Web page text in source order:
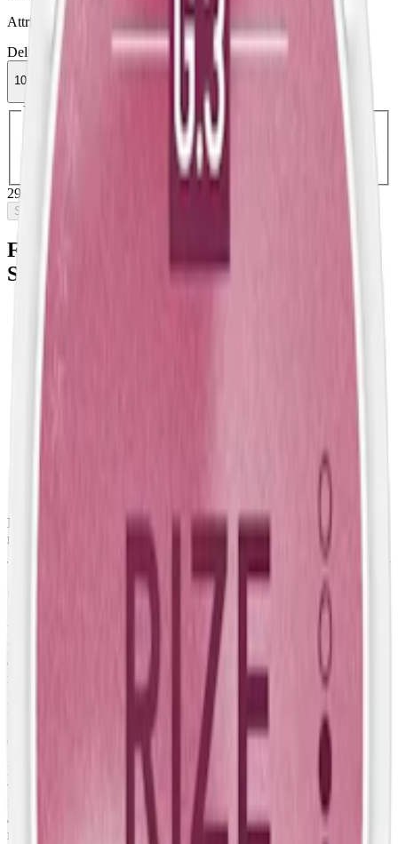
Attribut
Delisted
Frökens NikotinSlim Torr PortionVitt snus
10-pack
299,50 kr
Välj antal dosor
1-pack
/st 5-pack
10-pack
/st 30-pack 29,75 kr
50-pack
29,45 kr/st
299,50 kr
Slut i lager
Fakta om Frökens Nikotin Juicy Burst
Slim
Ingredienser:
fyllnadsmedel, förtjockningsmedel, surhetsreglerande
medel, vatten, aromer och nikotin.
Om Frökens Nikotin Juicy Burst
Frökens Nikotin Juicy kombinerar vitt snus utan tobak, med den
påtagliga sötman av mango och apelsin i en slim prilla. Formatet av
detta snus från Frökens Nikotin är slim – vilket är en smalare och
mer diskret prilla.
En dosa innehåller 20 helvita prillor, som var och en väger 0,6 gram.
Styrkan ligger på gränsen till stark med 9 mg nikotin per prilla
(1,64% av vikten).
Prillan är normalfuktig, jämfört med jämförbara nikotinportioner,
vilket ger en snabb och ihållande release av både smak och nikotin.
Samtliga varianter av Frökens Nikotin vita snus är tobaksfria, så
även Frökens Nikotin Juicy Burst. Se ingredienser i faktarutan
nedan.